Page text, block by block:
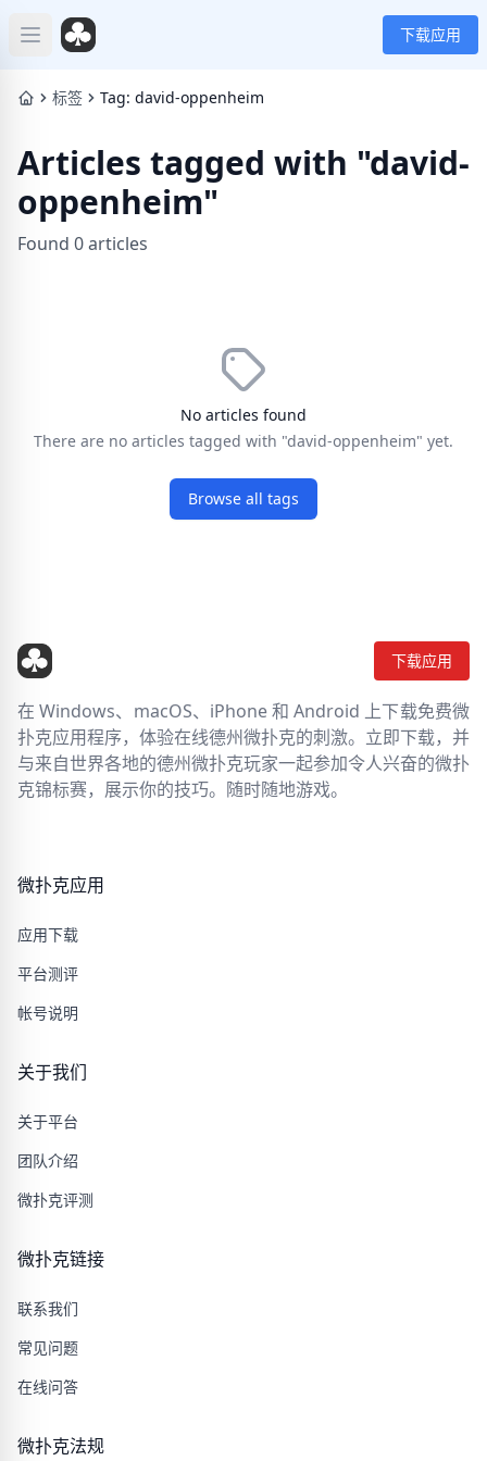
Open main menu 下载应用
标签 Tag: david-oppenheim
Articles tagged with "david-
oppenheim"
Found 0 articles
No articles found
There are no articles tagged with "david-oppenheim" yet.
Browse all tags
下载应用
在 Windows、macOS、iPhone 和 Android 上下载免费微
扑克应用程序，体验在线德州微扑克的刺激。立即下载，并
与来自世界各地的德州微扑克玩家一起参加令人兴奋的微扑
克锦标赛，展示你的技巧。随时随地游戏。
微扑克应用
应用下载
平台测评
帐号说明
关于我们
关于平台
团队介绍
微扑克评测
微扑克链接
联系我们
常见问题
在线问答
微扑克法规